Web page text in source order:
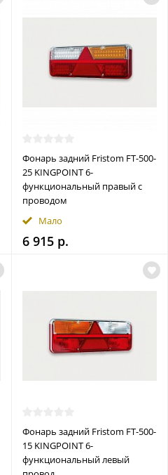
Фонарь задний Fristom FT-500-
25 KINGPOINT 6-
функциональный правый с
проводом
Мало
6 915 р.
Фонарь задний Fristom FT-500-
15 KINGPOINT 6-
функциональный левый